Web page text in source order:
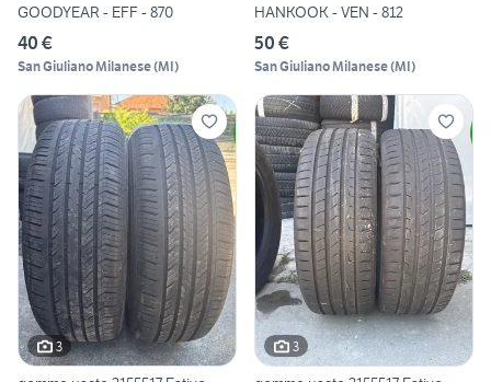
GOODYEAR - EFF - 870
40 €
San Giuliano Milanese(MI)
HANKOOK - VEN - 812
50 €
San Giuliano Milanese(MI)
3 3